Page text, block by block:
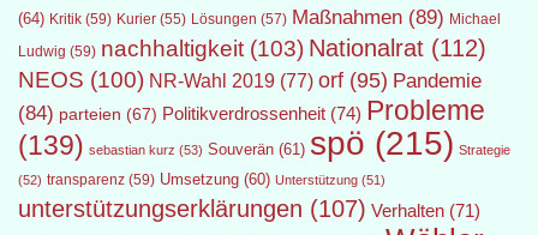
(64) Kritik (59) Kurier (55) Lösungen (57) Maßnahmen (89) Michael
Ludwig (59) nachhaltigkeit (103) Nationalrat (112)
NEOS (100) NR-Wahl 2019 (77) orf (95) Pandemie
(84) parteien (67) Politikverdrossenheit (74) Probleme
(139) sebastian kurz (53) Souverän (61) spö (215) Strategie
(52) transparenz (59) Umsetzung (60) Unterstützung (51)
unterstützungserklärungen (107) Verhalten (71)